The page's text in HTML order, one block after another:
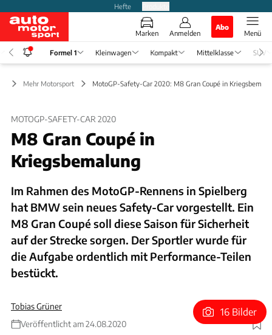
Hefte
Marken Anmelden
Abo
Menü
Formel 1 Kleinwagen Kompakt Mittelklasse SUV
Mehr Motorsport MotoGP-Safety-Car 2020: M8 Gran Coupé in
MOTOGP-SAFETY-CAR 2020
M8 Gran Coupé in
Kriegsbemalung
Im Rahmen des MotoGP-Rennens in Spielberg
hat BMW sein neues Safety-Car vorgestellt. Ein
M8 Gran Coupé soll diese Saison für Sicherheit
auf der Strecke sorgen. Der Sportler wurde für
die Aufgabe ordentlich mit Performance-Teilen
bestückt.
Tobias Grüner
Veröffentlicht am 24.08.2020
Foto: BMW
16 Bilder